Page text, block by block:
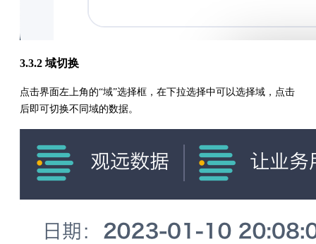
3.3.2 域切换
点击界面左上角的“域”选择框，在下拉选择中可以选择域，点击
后即可切换不同域的数据。